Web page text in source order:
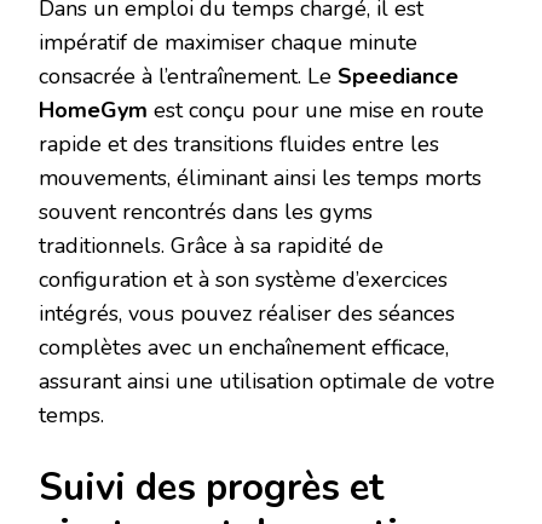
Dans un emploi du temps chargé, il est
impératif de maximiser chaque minute
consacrée à l’entraînement. Le Speediance
HomeGym est conçu pour une mise en route
rapide et des transitions fluides entre les
mouvements, éliminant ainsi les temps morts
souvent rencontrés dans les gyms
traditionnels. Grâce à sa rapidité de
configuration et à son système d’exercices
intégrés, vous pouvez réaliser des séances
complètes avec un enchaînement efficace,
assurant ainsi une utilisation optimale de votre
temps.
Suivi des progrès et